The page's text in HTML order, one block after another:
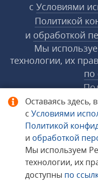
Оставаясь здесь,
с Условиями
Политикой
и обработкой
Мы используем
технологии, их
доступны по
с Условиями
Политикой
и обработкой
Мы
технологии, их
по
© 1998−2026